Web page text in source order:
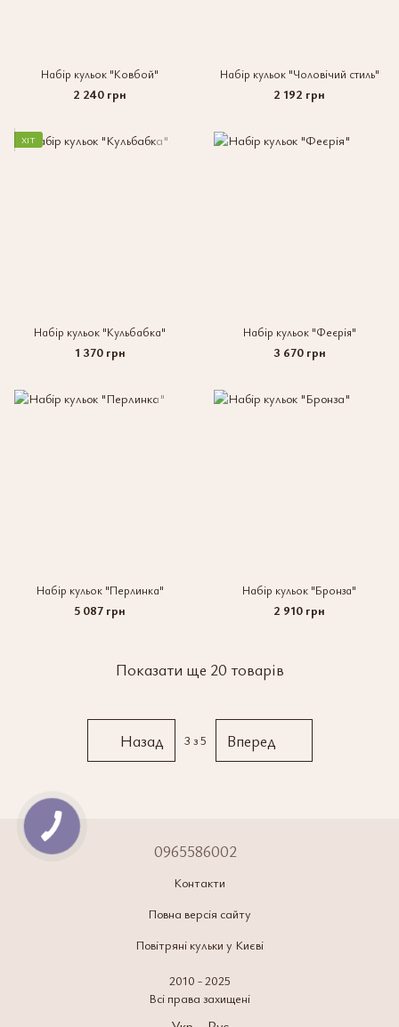
Набір кульок "Ковбой"
2 240 грн
Набір кульок "Чоловічий стиль"
2 192 грн
ХІТ
Набір кульок "Кульбабка"
1 370 грн
Набір кульок "Феєрія"
3 670 грн
Набір кульок "Перлинка"
5 087 грн
Набір кульок "Бронза"
2 910 грн
Показати ще 20 товарів
Назад 3 з 5 Вперед
0965586002
Контакти
Повна версія сайту
Повітряні кульки у Києві
2010 - 2025
Всі права захищені